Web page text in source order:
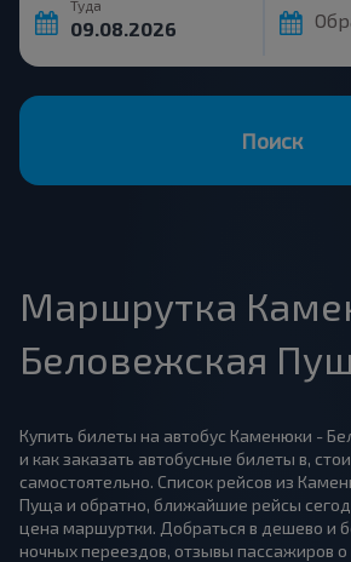
Туда
Поиск
Маршрутка
Беловежская
Купить билеты на автобус Каменюки -
и как заказать автобусные билеты в,
самостоятельно. Список рейсов из
Пуща и обратно, ближайшие рейсы
цена маршуртки. Добраться в дешево и
ночных переездов, отзывы пассажиров о